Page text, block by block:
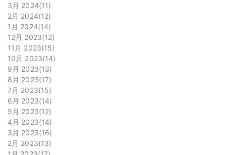
3月 2024 11
2月 2024 12
1月 2024 14
12月 2023 12
11月 2023 15
10月 2023 14
9月 2023 13
8月 2023 17
7月 2023 15
6月 2023 14
5月 2023 12
4月 2023 14
3月 2023 16
2月 2023 13